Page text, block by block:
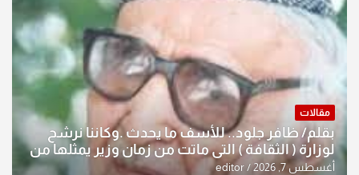
مقالات
بقلم/ ظافر جلود.. للأسف ما يحدث .وكاننا نرشح
لوزارة ( الثقافة ) التي ماتت من زمان وزير يمثلها من
النخبة والإرث العظيم للثقافة العراقية..
أغسطس 7, 2026 editor